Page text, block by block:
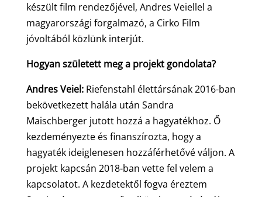
készült film rendezőjével, Andres Veiellel a
magyarországi forgalmazó, a Cirko Film
jóvoltából közlünk interjút.
Hogyan született meg a projekt gondolata?
Andres Veiel:Riefenstahl élettársának 2016-ban
bekövetkezett halála után Sandra
Maischberger jutott hozzá a hagyatékhoz. Ő
kezdeményezte és finanszírozta, hogy a
hagyaték ideiglenesen hozzáférhetővé váljon. A
projekt kapcsán 2018-ban vette fel velem a
kapcsolatot. A kezdetektől fogva éreztem